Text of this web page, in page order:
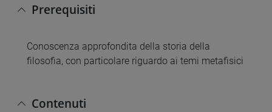
Prerequisiti
Conoscenza approfondita della storia della
filosofia, con particolare riguardo ai temi metafisici
Contenuti